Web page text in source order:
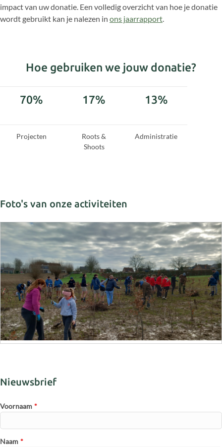
impact van uw donatie. Een volledig overzicht van hoe je donatie
wordt gebruikt kan je nalezen in ons jaarrapport.
Hoe gebruiken we jouw donatie?
70% 17% 13%
Projecten
Roots &
Shoots
Administratie
Foto's van onze activiteiten
Nieuwsbrief
Voornaam *
Naam *